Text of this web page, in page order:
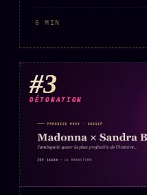
6 MIN
#3
DÉTONATION